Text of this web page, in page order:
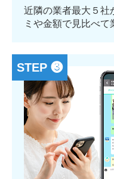
近隣の業者最大５社
ミや金額で見比べて
STEP ❸